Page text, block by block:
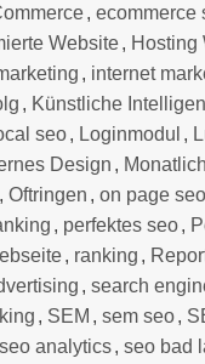
,ecommerce
Website, Hosting
, internet
, Künstliche
seo, Loginmodul ,
Design ,
,Oftringen ,on page seo
, perfektes seo,
, ranking ,
,search
, SEM ,sem seo,
seo analytics,seo bad